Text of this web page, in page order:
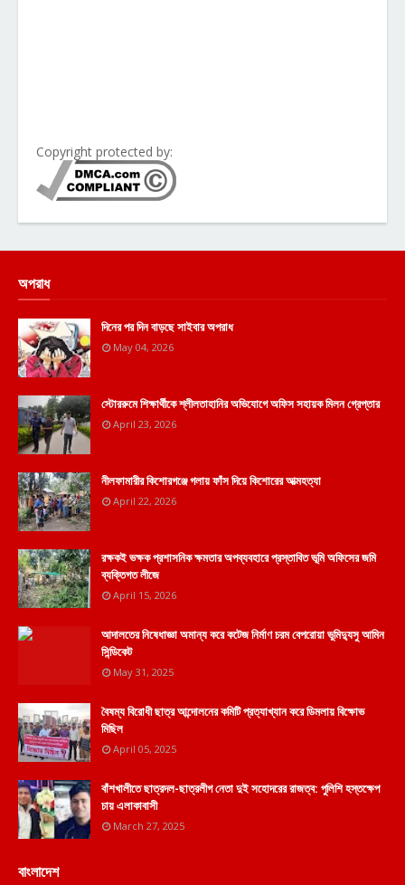
Copyright protected by:
অপরাধ
দিনের পর দিন বাড়ছে সাইবার অপরাধ
May 04, 2026
স্টোররুমে শিক্ষার্থীকে শ্লীলতাহানির অভিযোগে অফিস সহায়ক মিলন গ্রেপ্তার
April 23, 2026
নীলফামারীর কিশোরগঞ্জে গলায় ফাঁস দিয়ে কিশোরের আত্মহত্যা
April 22, 2026
রক্ষকই ভক্ষক প্রশাসনিক ক্ষমতার অপব্যবহারে প্রস্তাবিত ভূমি অফিসের জমি
ব্যক্তিগত লীজে
April 15, 2026
আদালতের নিষেধাজ্ঞা অমান্য করে কটেজ নির্মাণ চরম বেপরোয়া ভুমিদ্যুসু আমিন
সিন্ডিকেট
May 31, 2025
বৈষম্য বিরোধী ছাত্র আন্দোলনের কমিটি প্রত্যাখ্যান করে ডিমলায় বিক্ষোভ
মিছিল
April 05, 2025
বাঁশখালীতে ছাত্রদল-ছাত্রলীগ নেতা দুই সহোদরের রাজত্ব: পুলিশি হস্তক্ষেপ
চায় এলাকাবাসী
March 27, 2025
বাংলাদেশ